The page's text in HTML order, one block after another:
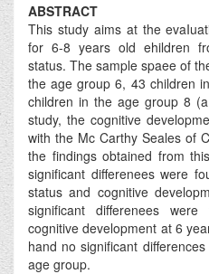
ABSTRACT
This study aims at the
for 6-8 years old ehildren
status. The sample spaee of
the age group 6, 43 children
children in the age group 8
study, the cognitive
with the Mc Carthy Seales of
the findings obtained from
significant differenees were
status and cognitive
significant differenees
cognitive development at 6
hand no significant
age group.